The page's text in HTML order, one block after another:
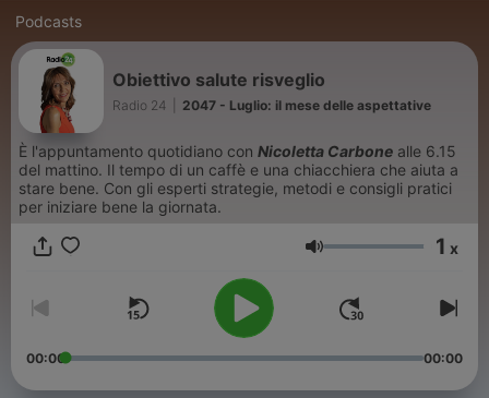
Podcasts
Obiettivo salute risveglio
Radio 24 2047 - Luglio: il mese delle aspettative
È l'appuntamento quotidiano con Nicoletta Carbone alle 6.15
del mattino. Il tempo di un caffè e una chiacchiera che aiuta a
stare bene. Con gli esperti strategie, metodi e consigli pratici
per iniziare bene la giornata.
Volumen 1 x
00:00 00:00